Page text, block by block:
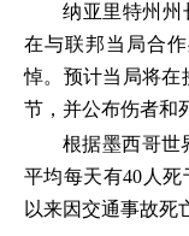
纳亚里特州州
在与联邦当局合
悼。预计当局将在
节，并公布伤者和
根据墨西哥世
平均每天有40人死
以来因交通事故死